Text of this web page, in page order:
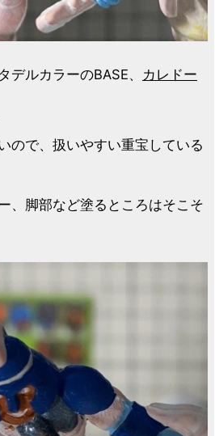
デルカラーのBASE、 カレドー
ので、扱いやすい重宝している
、脚部など塗るところはそこそ